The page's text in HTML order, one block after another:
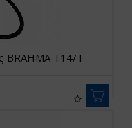
BRAHMA T14/T